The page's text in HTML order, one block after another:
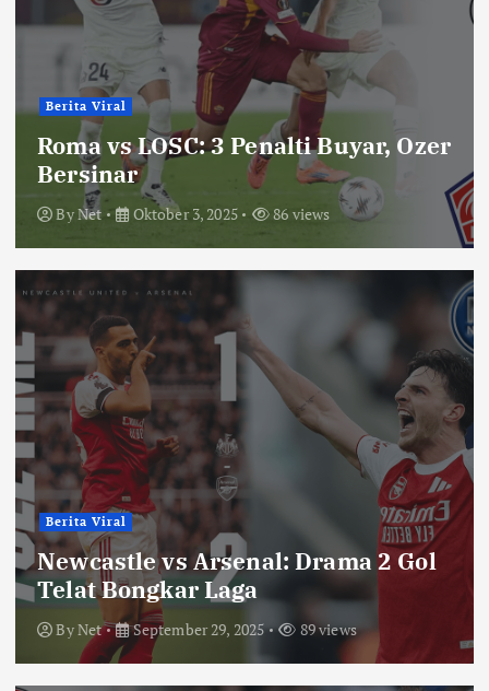
Berita Viral
Roma vs LOSC: 3 Penalti Buyar, Ozer
Bersinar
ByNet Oktober 3, 2025 86 views
Berita Viral
Newcastle vs Arsenal: Drama 2 Gol
Telat Bongkar Laga
ByNet September 29, 2025 89 views